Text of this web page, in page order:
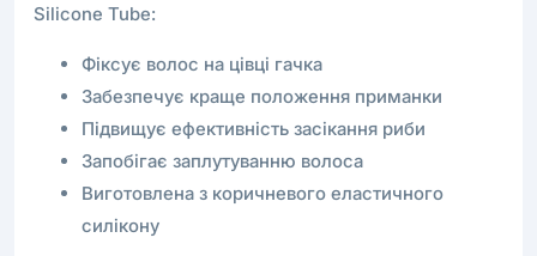
Silicone Tube:
Фіксує волос на цівці гачка
Забезпечує краще положення приманки
Підвищує ефективність засікання риби
Запобігає заплутуванню волоса
Виготовлена з коричневого еластичного
силікону